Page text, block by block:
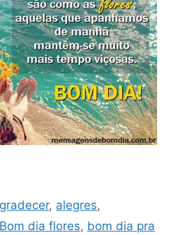
, alegres,
Bom dia flores, bom dia pra